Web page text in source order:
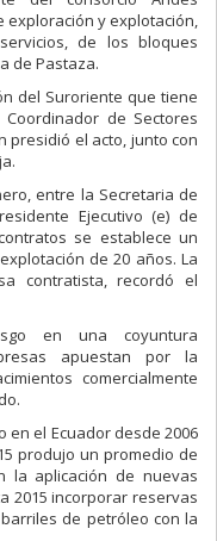
y explotación,
de los bloques
de Pastaza.
del Suroriente que tiene
de Sectores
presidió el acto, junto con
entre la Secretaria de
Ejecutivo (e) de
se establece un
de 20 años. La
contratista, recordó el
en una coyuntura
apuestan por la
comercialmente
en el Ecuador desde 2006
produjo un promedio de
la aplicación de nuevas
2015 incorporar reservas
de petróleo con la